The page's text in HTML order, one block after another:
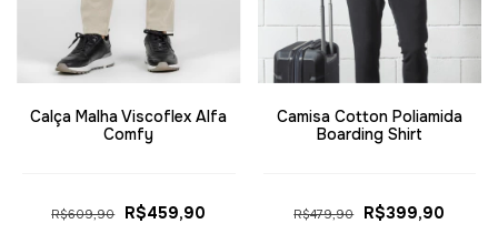
Calça Malha Viscoflex Alfa
Comfy
R$609,90 R$459,90
Camisa Cotton Poliamida
Boarding Shirt
R$479,90 R$399,90